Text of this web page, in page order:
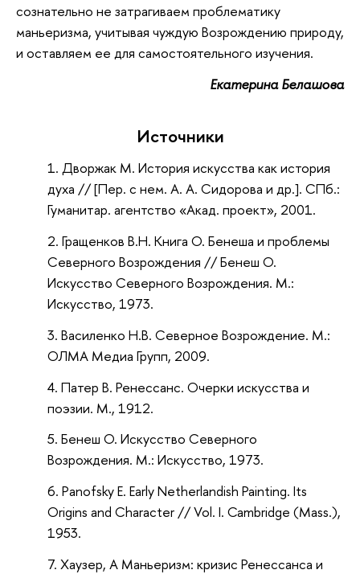
сознательно не затрагиваем проблематику
маньеризма, учитывая чуждую Возрождению природу,
и оставляем ее для самостоятельного изучения.
Екатерина Белашова
Источники
Дворжак М. История искусства как история
духа // [Пер. с нем. А. А. Сидорова и др.]. СПб.:
Гуманитар. агентство «Акад. проект», 2001.
Гращенков В.Н. Книга О. Бенеша и проблемы
Северного Возрождения // Бенеш О.
Искусство Северного Возрождения. М.:
Искусство, 1973.
Василенко Н.В. Северное Возрождение. М.:
ОЛМА Медиа Групп, 2009.
Патер В. Ренессанс. Очерки искусства и
поэзии. М., 1912.
Бенеш О. Искусство Северного
Возрождения. М.: Искусство, 1973.
Рanofsky Е. Early Netherlandish Painting. Its
Origins and Character // Vol. I. Cambridge (Mass.),
1953.
Хаузер, А Маньеризм: кризис Ренессанса и